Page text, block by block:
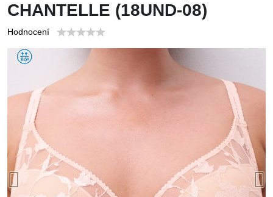
CHANTELLE (18UND-08)
Hodnocení